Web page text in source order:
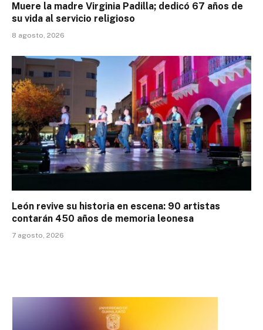
Muere la madre Virginia Padilla; dedicó 67 años de
su vida al servicio religioso
8 agosto, 2026
León revive su historia en escena: 90 artistas
contarán 450 años de memoria leonesa
7 agosto, 2026